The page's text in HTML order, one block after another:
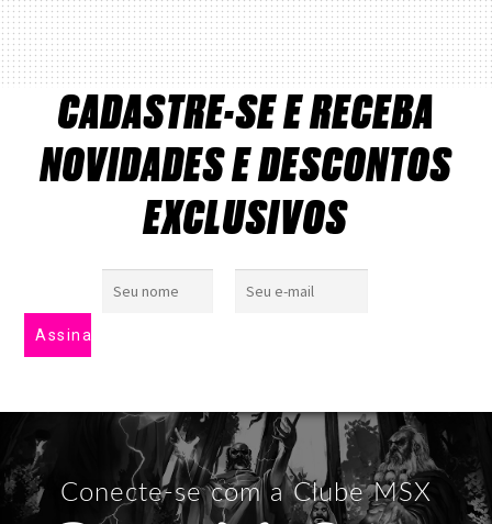
CADASTRE-SE E RECEBA
NOVIDADES E DESCONTOS
EXCLUSIVOS
Conecte-se com a Clube MSX